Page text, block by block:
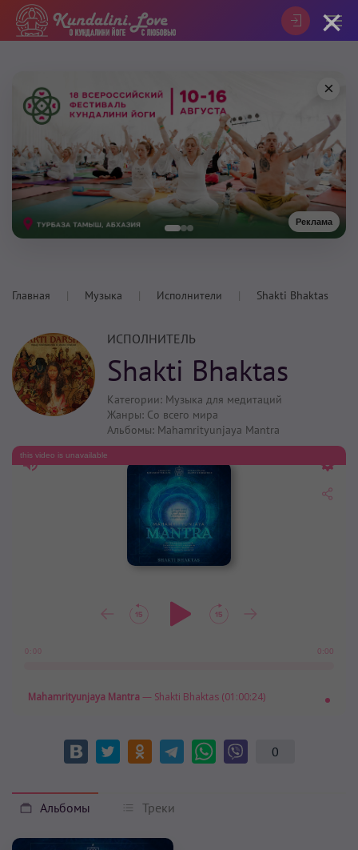
Реклама
×
Главная Музыка Исполнители Shakti Bhaktas
ИСПОЛНИТЕЛЬ
Shakti Bhaktas
Категории: Музыка для медитаций
Жанры: Со всего мира
Альбомы: Mahamrityunjaya Mantra
0:00 0:00
Mahamrityunjaya Mantra— Shakti Bhaktas (01:00:24)
this video is unavailable
0
Альбомы Треки
×